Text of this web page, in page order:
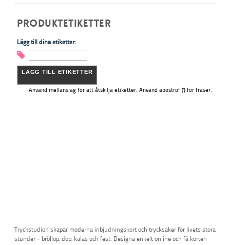
PRODUKTETIKETTER
Lägg till dina etiketter:
LÄGG TILL ETIKETTER
Använd mellanslag för att åtskilja etiketter. Använd apostrof (') för fraser.
Tryckstudion skapar moderna inbjudningskort och trycksaker för livets stora
stunder – bröllop, dop, kalas och fest. Designa enkelt online och få korten